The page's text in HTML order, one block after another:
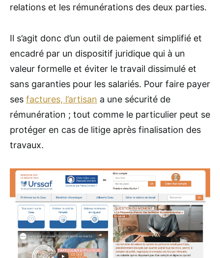
relations et les rémunérations des deux parties.
Il s’agit donc d’un outil de paiement simplifié et
encadré par un dispositif juridique qui à un
valeur formelle et éviter le travail dissimulé et
sans garanties pour les salariés. Pour faire payer
ses factures, l’artisan a une sécurité de
rémunération ; tout comme le particulier peut se
protéger en cas de litige après finalisation des
travaux.